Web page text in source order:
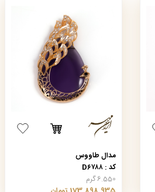
مدال طاووس
کد : D۶۷۸۸
6.550 گرم